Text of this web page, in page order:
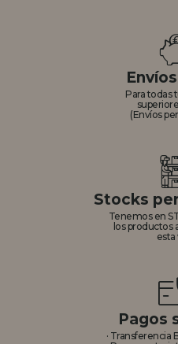
Para todas
(Envíos
Stocks
Tenemos en
los productos
esta
Pagos
· Transferencia